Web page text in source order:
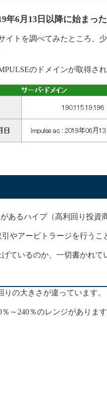
年6月13日以降に始まった
イトを調べてみたところ、
のドメインが取得され
あるハイプ（高利回り投資
やアービトラージを行う
ているのか、一切書かれて
の大きさが違っています。
～240％のレンジがあります